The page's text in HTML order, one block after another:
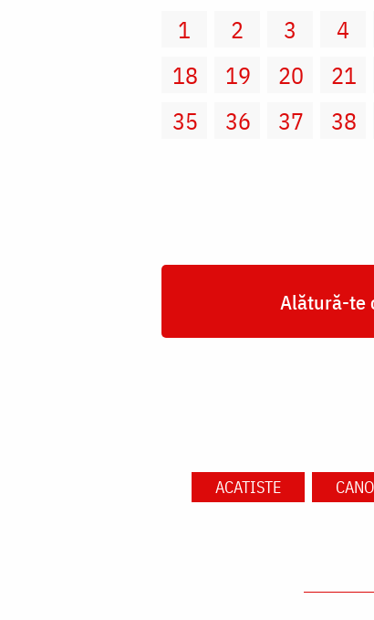
1 2 3 4
18
19 20 21
35
36 37 38
Alătură-te
ACATISTE